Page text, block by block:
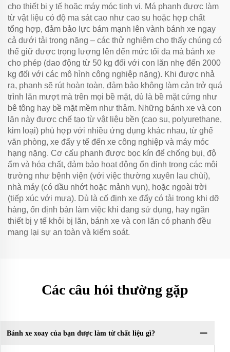
cho thiết bị y tế hoặc máy móc tinh vi. Má phanh được làm
từ vật liệu có độ ma sát cao như cao su hoặc hợp chất
tổng hợp, đảm bảo lực bám mạnh lên vành bánh xe ngay
cả dưới tải trọng nặng – các thử nghiệm cho thấy chúng có
thể giữ được trọng lượng lên đến mức tối đa mà bánh xe
cho phép (dao động từ 50 kg đối với con lăn nhẹ đến 2000
kg đối với các mô hình công nghiệp nặng). Khi được nhả
ra, phanh sẽ rút hoàn toàn, đảm bảo không làm cản trở quá
trình lăn mượt mà trên mọi bề mặt, dù là bề mặt cứng như
bê tông hay bề mặt mềm như thảm. Những bánh xe và con
lăn này được chế tạo từ vật liệu bền (cao su, polyurethane,
kim loại) phù hợp với nhiều ứng dụng khác nhau, từ ghế
văn phòng, xe đẩy y tế đến xe công nghiệp và máy móc
hạng nặng. Cơ cấu phanh được bọc kín để chống bụi, độ
ẩm và hóa chất, đảm bảo hoạt động ổn định trong các môi
trường như bệnh viện (với việc thường xuyên lau chùi),
nhà máy (có dầu nhớt hoặc mảnh vụn), hoặc ngoài trời
(tiếp xúc với mưa). Dù là cố định xe đẩy có tải trong khi dỡ
hàng, ổn định bàn làm việc khi đang sử dụng, hay ngăn
thiết bị y tế khỏi bị lăn, bánh xe và con lăn có phanh đều
mang lại sự an toàn và kiểm soát.
Các câu hỏi thường gặp
Bánh xe xoay của bạn được làm từ chất liệu gì?